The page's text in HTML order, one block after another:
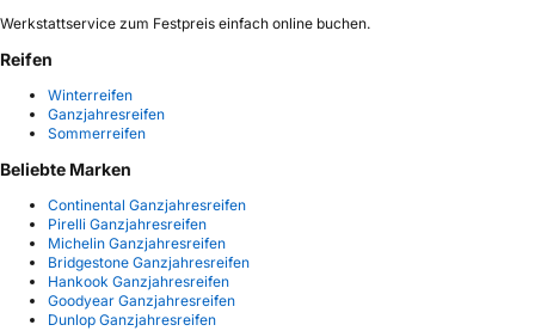
Werkstattservice zum Festpreis einfach online buchen.
Reifen
Winterreifen
Ganzjahresreifen
Sommerreifen
Beliebte Marken
Continental Ganzjahresreifen
Pirelli Ganzjahresreifen
Michelin Ganzjahresreifen
Bridgestone Ganzjahresreifen
Hankook Ganzjahresreifen
Goodyear Ganzjahresreifen
Dunlop Ganzjahresreifen